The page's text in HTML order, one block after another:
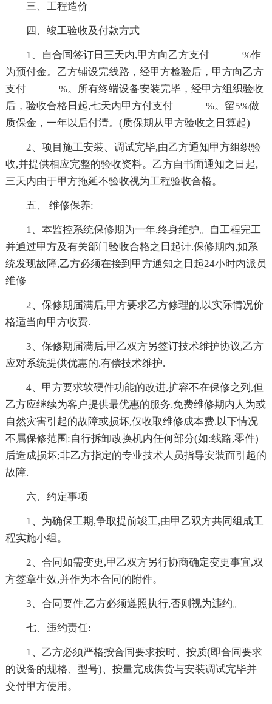
三、工程造价
四、竣工验收及付款方式
1、自合同签订日三天内,甲方向乙方支付______%作
为预付金。乙方铺设完线路，经甲方检验后，甲方向乙方
支付______%。所有终端设备安装完毕，经甲方组织验收
后，验收合格日起,七天内甲方付支付______%。留5%做
质保金，一年以后付清。(质保期从甲方验收之日算起)
2、项目施工安装、调试完毕,由乙方通知甲方组织验
收,并提供相应完整的验收资料。乙方自书面通知之日起,
三天内由于甲方拖延不验收视为工程验收合格。
五、 维修保养:
1、本监控系统保修期为一年,终身维护。自工程完工
并通过甲方及有关部门验收合格之日起计.保修期内,如系
统发现故障,乙方必须在接到甲方通知之日起24小时内派员
维修
2、保修期届满后,甲方要求乙方修理的,以实际情况价
格适当向甲方收费.
3、保修期届满后,甲乙双方另签订技术维护协议,乙方
应对系统提供优惠的.有偿技术维护.
4、甲方要求软硬件功能的改进,扩容不在保修之列,但
乙方应继续为客户提供最优惠的服务.免费维修期内人为或
自然灾害引起的故障或损坏,仅收取维修成本费.以下情况
不属保修范围:自行拆卸改换机内任何部分(如:线路,零件)
后造成损坏;非乙方指定的专业技术人员指导安装而引起的
故障.
六、约定事项
1、为确保工期,争取提前竣工,由甲乙双方共同组成工
程实施小组。
2、合同如需变更,甲乙双方另行协商确定变更事宜,双
方签章生效,并作为本合同的附件。
3、合同要件,乙方必须遵照执行,否则视为违约。
七、违约责任:
1、乙方必须严格按合同要求按时、按质(即合同要求
的设备的规格、型号)、按量完成供货与安装调试完毕并
交付甲方使用。